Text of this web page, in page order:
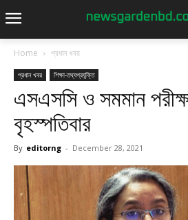
Home প্রধান খবর
প্রধান খবর শিক্ষা-তথ্যপ্রযুক্তি
এসএসসি ও সমমান
বৃহস্পতিবার
By editorng - December 28, 2021